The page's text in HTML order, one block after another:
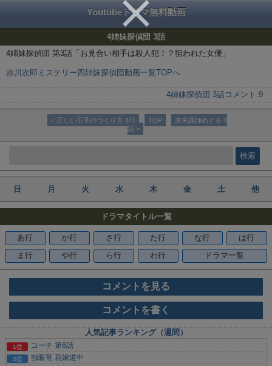
Youtubeドラマ無料動画
4姉妹探偵団 3話
4姉妹探偵団 第3話「お見合い相手は殺人犯！？狙われた女優」
赤川次郎ミステリー四姉妹探偵団動画一覧TOPへ
4姉妹探偵団 3話 コメント:9
< 正しい王子のつくり方 4話 TOP
未来講師めぐる 4
話 >
日 月 火 水 木 金 土 他
ドラマタイトル一覧
あ行 か行 さ行 た行 な行
は行
ま行
や行 ら行 わ行 ドラマ一覧
コメントを見る
コメントを書く
人気記事ランキング（週間）
コーチ 第6話
独眼竜 花嫁道中